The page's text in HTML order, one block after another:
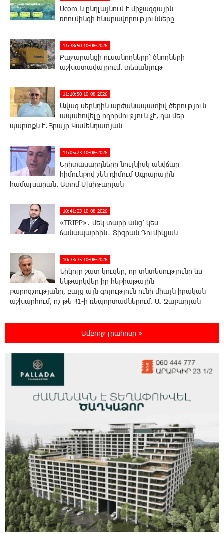
Ucom-ն ընդլայնում է միջազգային
ռոումինգի հնարավորությունները
11:38:50 10-08-2026
Քաջարանցի ուսանողները՝ ծնողների
աշխատավայրում. տեսանյութ
11:10:50 10-08-2026
Ավագ սերնդին արժանապատիվ ծերություն
ապահովելը ողորմություն չէ, դա մեր
պարտքն է. Հրայր Կամենդատյան
11:05:23 10-08-2026
Երիտասարդները նույնիսկ անվճար
հիմունքով չեն դիմում Ագրարային
համալսարան. Ատոմ Մխիթարյան
10:41:23 10-08-2026
«TRIPP»․ մեկ տարի անց՝ կես
ճանապարհին․ Տիգրան Դումիկյան
10:33:35 10-08-2026
Նիկոլը շատ կուզեր, որ տնտեսությունը ևս
ենթարկվեր իր հեքիաթային
քարոզչությանը, բայց այն գոյություն ունի միայն իրական
աշխարհում, ոչ թե Հ1-ի ռեպորտաժներում. Ա. Զաքարյան
Ժամանակի ընթացքում Հայաստանի բոլոր
Կարապետյան
9:27:19 10-08-2026
Պատասխանատվության և առաջնային
նպատակի՝ մեր բոլորի երազած ուժեղ
22:45:13 9-08-2026
Կոչ` Նիկոլ Փաշինյանին. չեղարկե՛ք
«Թրամփի ուղի» հայաստանակործան
ադրբեջանա-թուրքական ծրագիրը. Խաչիկ Ասրյան
19:45:21 9-08-2026
«Երբ Եկեղեցու ինքնավարությունը դառնում
է քրեական գործ»․ Լիլիա Շուշանյան
Ամբողջ լրահոսը »